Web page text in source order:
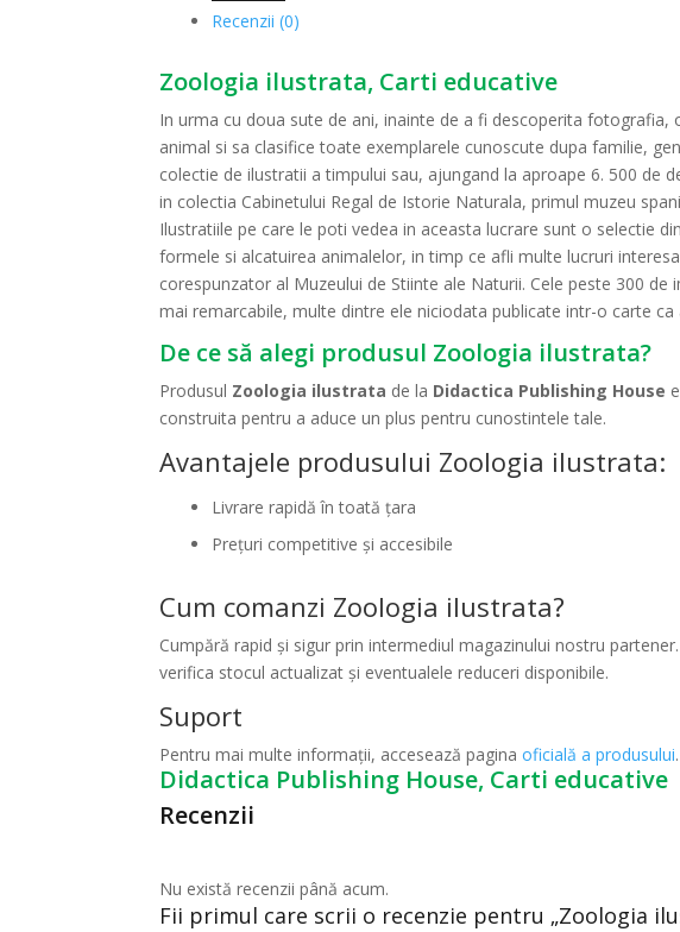
Recenzii (0)
Zoologia ilustrata, Carti educative
In urma cu doua sute de ani, inainte de a fi descoperita
animal si sa clasifice toate exemplarele cunoscute dupa familie,
colectie de ilustratii a timpului sau, ajungand la aproape 6. 500
in colectia Cabinetului Regal de Istorie Naturala, primul muzeu
Ilustratiile pe care le poti vedea in aceasta lucrare sunt o selectie
formele si alcatuirea animalelor, in timp ce afli multe lucruri
corespunzator al Muzeului de Stiinte ale Naturii. Cele peste 300
mai remarcabile, multe dintre ele niciodata publicate intr-o carte ca
De ce să alegi produsul Zoologia ilustrata?
Produsul Zoologia ilustrata de la Didactica Publishing House
construita pentru a aduce un plus pentru cunostintele tale.
Avantajele produsului Zoologia ilustrata:
Livrare rapidă în toată țara
Prețuri competitive și accesibile
Cum comanzi Zoologia ilustrata?
Cumpără rapid și sigur prin intermediul magazinului nostru
verifica stocul actualizat și eventualele reduceri disponibile.
Suport
Pentru mai multe informații, accesează paginaoficială a produsului.
Didactica Publishing House, Carti educative
Recenzii
Nu există recenzii până acum.
Fii primul care scrii o recenzie pentru „Zoologia